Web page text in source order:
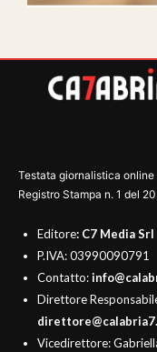
Testata giornalistica
Registro Stampa n. 1 del
Editore: C7 Media Srl
P.IVA: 03990090791
Contatto:
Direttore
Vicedirettore: